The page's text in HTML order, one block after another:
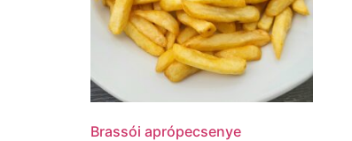
Brassói aprópecsenye